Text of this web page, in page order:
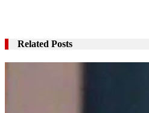
Related Posts